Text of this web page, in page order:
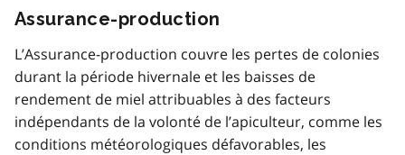
Assurance-production
L’Assurance-production couvre les pertes de colonies
durant la période hivernale et les baisses de
rendement de miel attribuables à des facteurs
indépendants de la volonté de l’apiculteur, comme les
conditions météorologiques défavorables, les